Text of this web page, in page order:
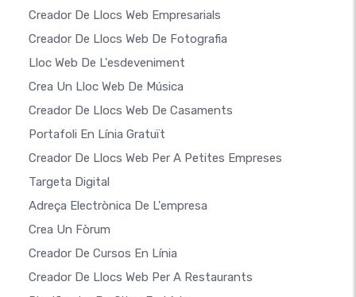
Creador De Llocs Web Empresarials
Creador De Llocs Web De Fotografia
Lloc Web De L'esdeveniment
Crea Un Lloc Web De Música
Creador De Llocs Web De Casaments
Portafoli En Línia Gratuït
Creador De Llocs Web Per A Petites Empreses
Targeta Digital
Adreça Electrònica De L'empresa
Crea Un Fòrum
Creador De Cursos En Línia
Creador De Llocs Web Per A Restaurants